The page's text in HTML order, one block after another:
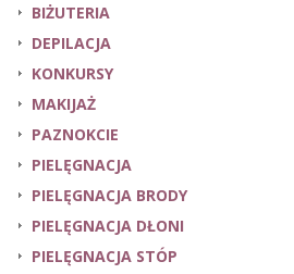
BIŻUTERIA
DEPILACJA
KONKURSY
MAKIJAŻ
PAZNOKCIE
PIELĘGNACJA
PIELĘGNACJA BRODY
PIELĘGNACJA DŁONI
PIELĘGNACJA STÓP